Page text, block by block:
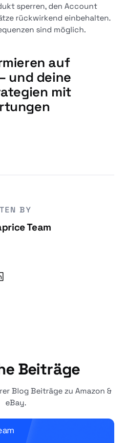
sperren, den Account
rückwirkend einbehalten.
sind möglich.
auf
– und deine
mit
BY
Team
Beiträge
Blog Beiträge zu Amazon &
eBay.